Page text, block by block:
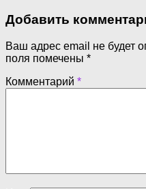
Добавить
Ваш адрес email не будет
поля помечены *
Комментарий *